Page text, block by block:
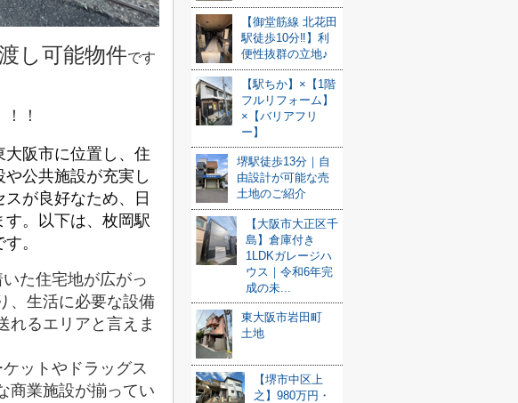
し可能物件です
！
阪市に位置し、住
公共施設が充実し
が良好なため、日
。以下は、枚岡駅
。
た住宅地が広がっ
、生活に必要な設備
れるエリアと言えま
ットやドラッグス
商業施設が揃ってい
【御堂筋線 北花田
駅徒歩10分‼】利
便性抜群の立地♪
【駅ちか】×【1階
フルリフォーム】
×【バリアフリ
ー】
堺駅徒歩13分｜自
由設計が可能な売
土地のご紹介
【大阪市大正区千
島】倉庫付き
1LDKガレージハ
ウス｜令和6年完
成の未...
東大阪市岩田町
土地
【堺市中区上
之】980万円・